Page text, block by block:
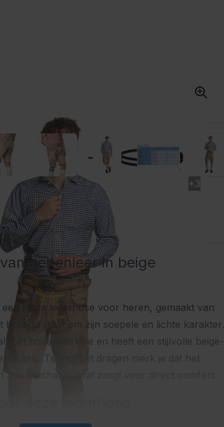
geitenleer in beige
een korte lederhose voor heren, gemaakt van
bekend staat om zijn soepele en lichte karakter.
net boven de knie en heeft een stijlvolle beige-
stiksels. Tijdens het dragen merk je dat het